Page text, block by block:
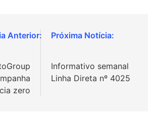
zero
Informativo semanal
Linha Direta nº 4025